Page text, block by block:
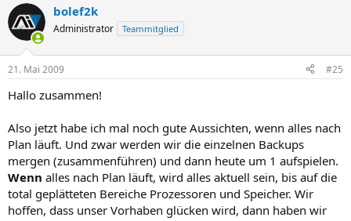
bolef2k
Administrator Teammitglied
21. Mai 2009 #25
Hallo zusammen!
Also jetzt habe ich mal noch gute Aussichten, wenn alles nach
Plan läuft. Und zwar werden wir die einzelnen Backups
mergen (zusammenführen) und dann heute um 1 aufspielen.
Wenn alles nach Plan läuft, wird alles aktuell sein, bis auf die
total geplätteten Bereiche Prozessoren und Speicher. Wir
hoffen, dass unser Vorhaben glücken wird, dann haben wir